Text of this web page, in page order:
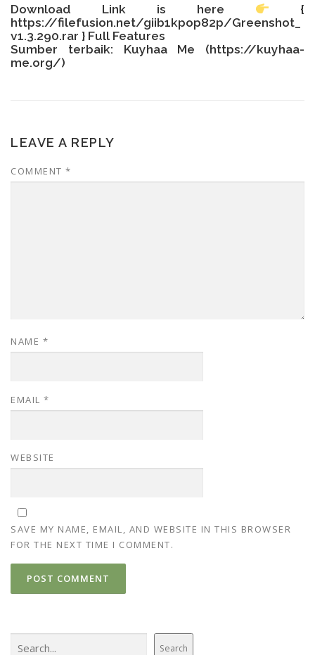
Download Link is here
{
https://filefusion.net/giib1kpop82p/Greenshot_
v1.3.290.rar } Full Features
Sumber terbaik: Kuyhaa Me (https://kuyhaa-
me.org/)
LEAVE A REPLY
COMMENT *
NAME *
EMAIL *
WEBSITE
SAVE MY NAME, EMAIL, AND WEBSITE IN THIS BROWSER
FOR THE NEXT TIME I COMMENT.
Search